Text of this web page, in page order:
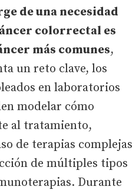
de una necesidad
colorrectal es
más comunes,
un reto clave, los
en laboratorios
modelar cómo
al tratamiento,
de terapias complejas
de múltiples tipos
Durante